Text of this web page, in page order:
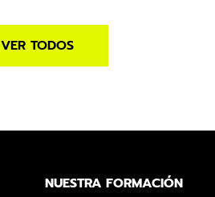
VER TODOS
NUESTRA FORMACIÓN